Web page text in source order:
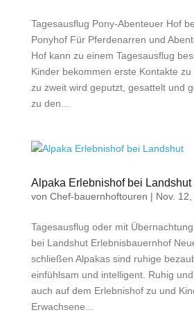
Tagesausflug Pony-Abenteuer Hof
Ponyhof Für Pferdenarren und
Hof kann zu einem Tagesausflug
Kinder bekommen erste Kontakte
zu zweit wird geputzt, gesattelt und
zu den...
Alpaka Erlebnishof bei Landshut
von Chef-bauernhoftouren | Nov.
Tagesausflug oder mit
bei Landshut Erlebnisbauernhof
schließen Alpakas sind ruhige
einfühlsam und intelligent. Ruhig
auch auf dem Erlebnishof zu und
Erwachsene...